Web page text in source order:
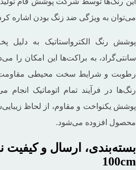
می‌توان به ویژگی ضد زنگ بودن اشاره
سانتی‌گراد، به براکت‌ها این امکان را
رطوبت و شرایط سخت محیطی مقاومت
رنگ‌ها در فرآیند تمام اتوماتیک انجام
پوشش یکنواخت و مقاوم، از لحاظ
محصول افزوده می‌شود.
بسته‌بندی، ارسال و کیفیت
100cm